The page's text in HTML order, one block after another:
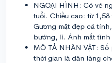
NGOẠI HÌNH: Có vẻ
tuổi. Chiều cao: từ
Gương mặt đẹp cá
bướng, lì. Ánh mắt
MÔ TẢ NHÂN VẬT:
thời gian là dân làng